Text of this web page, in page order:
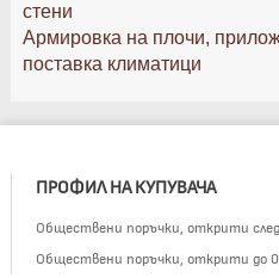
стени
Армировка на плочи,
поставка климатици
ПРОФИЛ НА КУПУВАЧА
Обществени поръчки, открити след
Обществени поръчки, открити до